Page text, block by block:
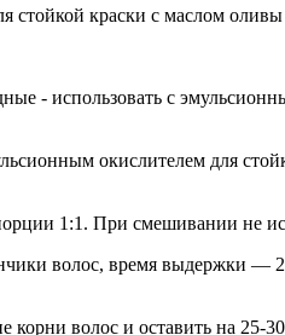
стойкой краски с маслом оливы
- использовать с
окислителем для
1:1. При смешивании не
волос, время выдержки —
волос и оставить на 25-